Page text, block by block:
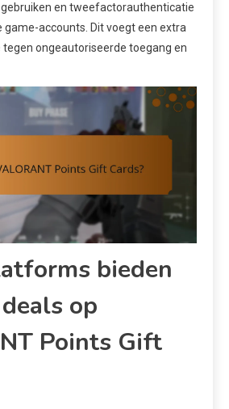
en tweefactorauthenticatie
game-accounts. Dit voegt een extra
tegen ongeautoriseerde toegang en
bieden
op
Points Gift